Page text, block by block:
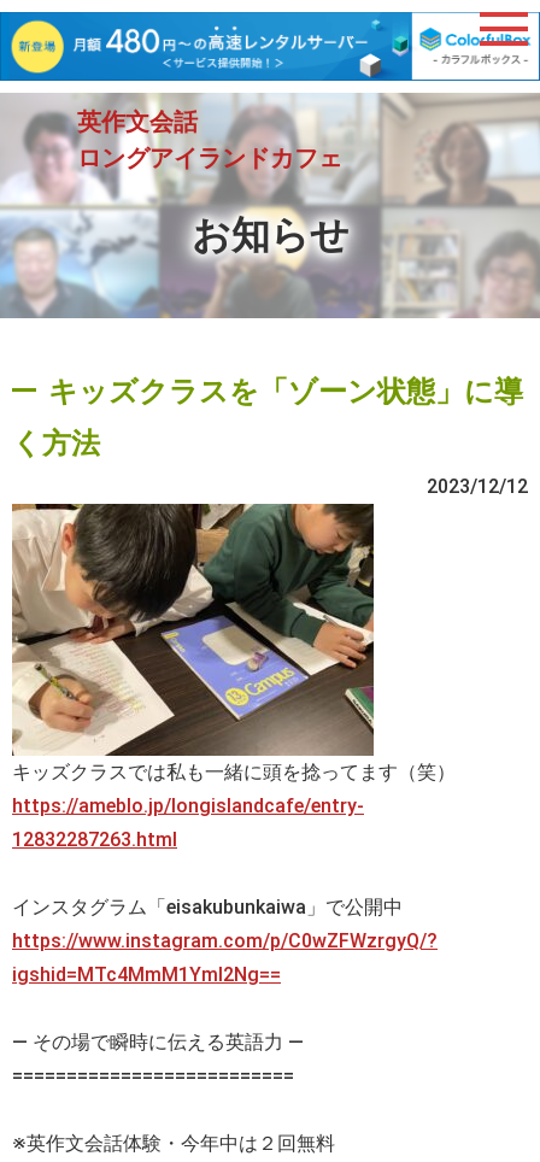
英作文会話
ロングアイランドカフェ
お知らせ
キッズクラスを「ゾーン状態」に導
く方法
2023/12/12
キッズクラスでは私も一緒に頭を捻ってます（笑）
https://ameblo.jp/longislandcafe/entry-
12832287263.html
インスタグラム「eisakubunkaiwa」で公開中
https://www.instagram.com/p/C0wZFWzrgyQ/?
igshid=MTc4MmM1YmI2Ng==
— その場で瞬時に伝える英語力 —
==========================
※英作文会話体験・今年中は２回無料